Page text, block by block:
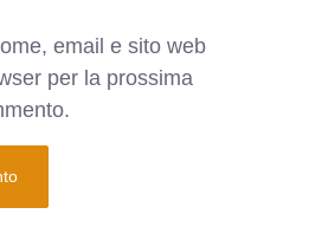
email e sito web
per la prossima